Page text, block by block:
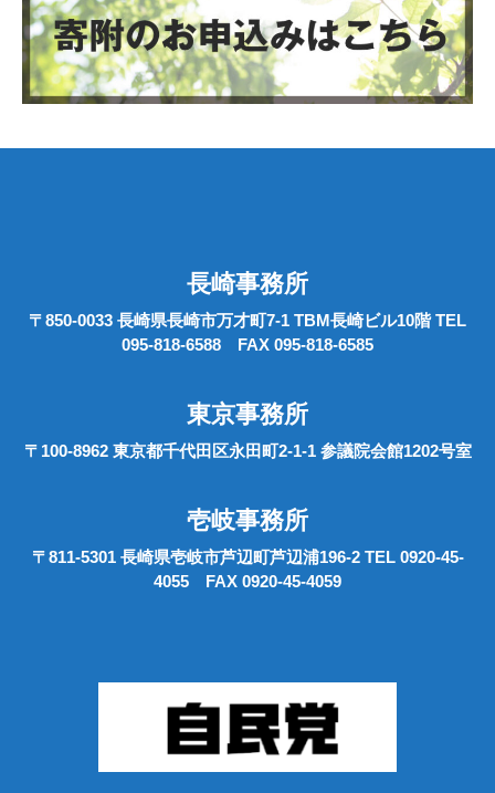
長崎事務所
〒850-0033 長崎県長崎市万才町7-1 TBM長崎ビル10階 TEL
095-818-6588 FAX 095-818-6585
東京事務所
〒100-8962 東京都千代田区永田町2-1-1 参議院会館1202号室
壱岐事務所
〒811-5301 長崎県壱岐市芦辺町芦辺浦196-2 TEL 0920-45-
4055 FAX 0920-45-4059